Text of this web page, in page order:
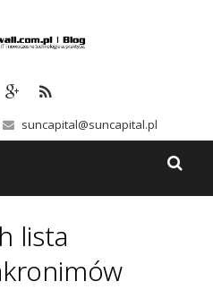
suncapital@suncapital.pl
lista